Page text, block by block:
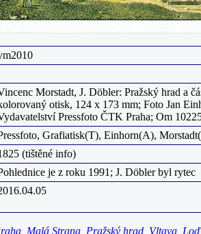
Morstadt, J. Döbler: Pražský hrad a
otisk, 124 x 173 mm; Foto Jan
Pressfoto ČTK Praha; Om
Grafiatisk(T), Einhorn(A),
(tištěné info)
je z roku 1991; J. Döbler byl rytec
Malá Strana Pražský hrad Vltava Loď